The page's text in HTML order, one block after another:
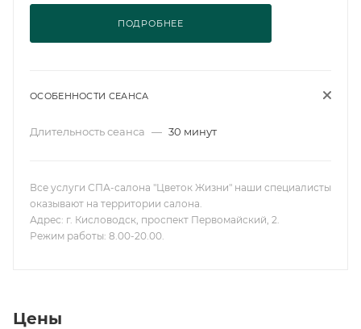
ПОДРОБНЕЕ
ОСОБЕННОСТИ СЕАНСА
Длительность сеанса — 30 минут
Все услуги СПА-салона "Цветок Жизни" наши специалисты
оказывают на территории салона.
Адрес: г. Кисловодск, проспект Первомайский, 2.
Режим работы: 8.00-20.00.
Цены